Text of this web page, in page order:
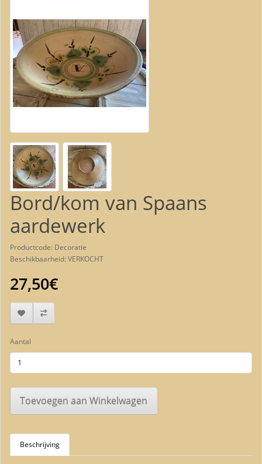
Bord/kom van Spaans
aardewerk
Productcode: Decoratie
Beschikbaarheid: VERKOCHT
27,50€
Aantal
Toevoegen aan Winkelwagen
Beschrijving